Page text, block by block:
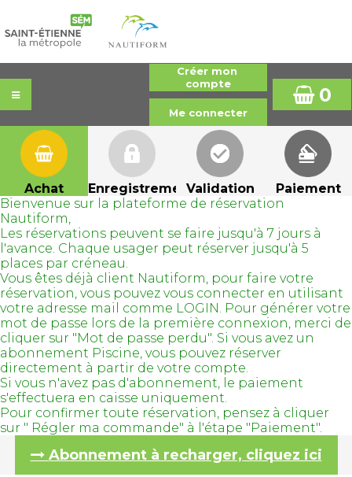
0
Achat EnregistrementValidation
Paiement
Bienvenue sur la plateforme de réservation
Nautiform,
Les réservations peuvent se faire jusqu'à 7 jours à
l'avance. Chaque usager peut réserver jusqu'à 5
places par créneau.
Vous êtes déjà client Nautiform, pour faire votre
réservation, vous pouvez vous connecter en utilisant
votre adresse mail comme LOGIN. Pour générer votre
mot de passe lors de la première connexion, merci de
cliquer sur "Mot de passe perdu". Si vous avez un
abonnement Piscine, vous pouvez réserver
directement à partir de votre compte.
Si vous n'avez pas d'abonnement, le paiement
s'effectuera en caisse uniquement.
Pour confirmer toute réservation, pensez à cliquer
sur " Régler ma commande" à l'étape "Paiement".
Abonnement à recharger, cliquez ici